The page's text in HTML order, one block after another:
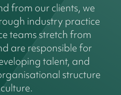
from our clients, we
industry practice
teams stretch from
are responsible for
talent, and
structure